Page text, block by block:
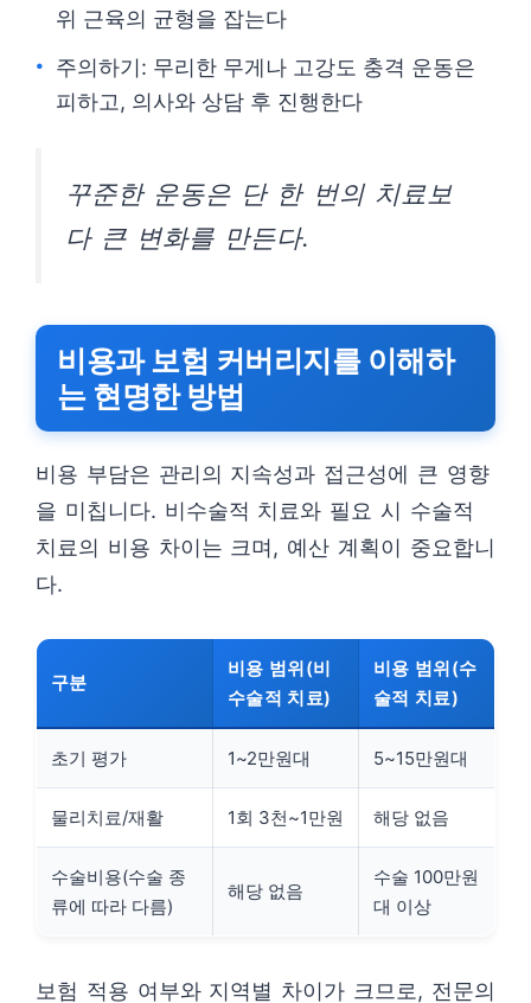
위 근육의 균형을 잡는다
주의하기: 무리한 무게나 고강도 충격 운동은
피하고, 의사와 상담 후 진행한다
꾸준한 운동은 단 한 번의 치료보
다 큰 변화를 만든다.
비용과 보험 커버리지를 이해하
는 현명한 방법
비용 부담은 관리의 지속성과 접근성에 큰 영향
을 미칩니다. 비수술적 치료와 필요 시 수술적
치료의 비용 차이는 크며, 예산 계획이 중요합니
다.
구분
비용 범위(비
수술적 치료)
비용 범위(수
술적 치료)
초기 평가 1~2만원대 5~15만원대
물리치료/재활 1회 3천~1만원 해당 없음
수술비용(수술 종
류에 따라 다름)
해당 없음
수술 100만원
대 이상
보험 적용 여부와 지역별 차이가 크므로, 전문의